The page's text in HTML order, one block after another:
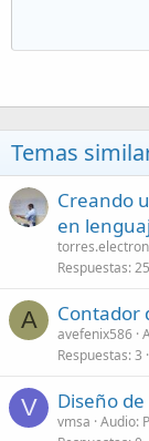
Temas
Creando
en
Respuestas 25
A Contador
avefenix586
Respuestas 3
V Diseño
vmsa Audio: